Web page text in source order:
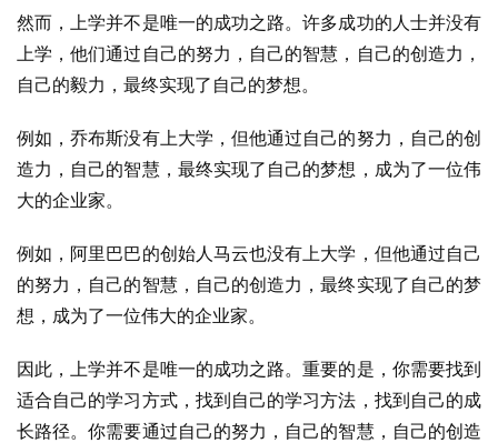
然而，上学并不是唯一的成功之路。许多成功的人士并没有
上学，他们通过自己的努力，自己的智慧，自己的创造力，
自己的毅力，最终实现了自己的梦想。
例如，乔布斯没有上大学，但他通过自己的努力，自己的创
造力，自己的智慧，最终实现了自己的梦想，成为了一位伟
大的企业家。
例如，阿里巴巴的创始人马云也没有上大学，但他通过自己
的努力，自己的智慧，自己的创造力，最终实现了自己的梦
想，成为了一位伟大的企业家。
因此，上学并不是唯一的成功之路。重要的是，你需要找到
适合自己的学习方式，找到自己的学习方法，找到自己的成
长路径。你需要通过自己的努力，自己的智慧，自己的创造